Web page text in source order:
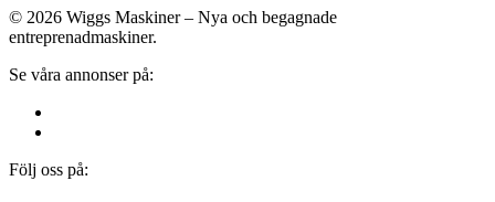
© 2026 Wiggs Maskiner – Nya och begagnade
entreprenadmaskiner.
Se våra annonser på:
Följ oss på: